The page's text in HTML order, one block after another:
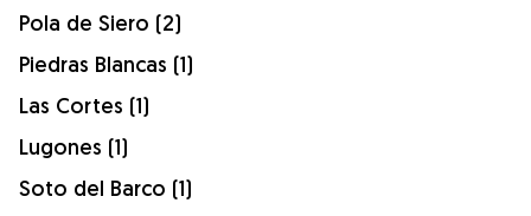
Pola de Siero (2)
Piedras Blancas (1)
Las Cortes (1)
Lugones (1)
Soto del Barco (1)